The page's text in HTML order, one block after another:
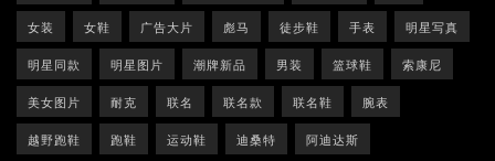
女装 女鞋 广告大片 彪马 徒步鞋 手表 明星写真
明星同款 明星图片 潮牌新品 男装 篮球鞋 索康尼
美女图片 耐克 联名 联名款 联名鞋 腕表
越野跑鞋 跑鞋 运动鞋 迪桑特 阿迪达斯